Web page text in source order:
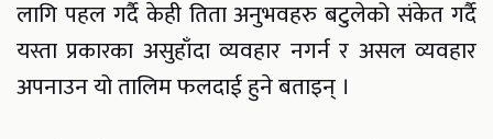
लागि पहल गर्दै केही तिता अनुभवहरु बटुलेको संकेत गर्दै
यस्ता प्रकारका असुहाँदा व्यवहार नगर्न र असल व्यवहार
अपनाउन यो तालिम फलदाई हुने बताइन् ।